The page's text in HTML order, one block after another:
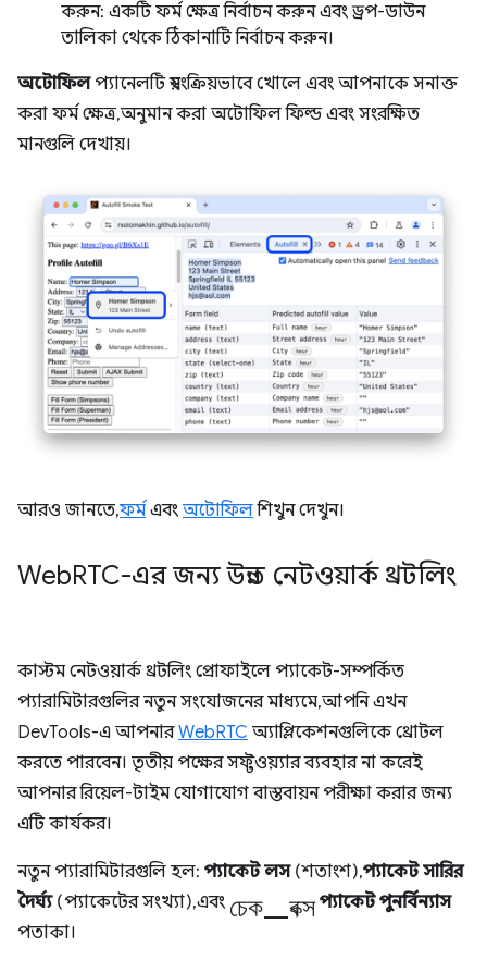
করুন: একটি ফর্ম ক্ষেত্র নির্বাচন করুন এবং ড্রপ-ডাউন
তালিকা থেকে ঠিকানাটি নির্বাচন করুন।
অটোফিলপ্যানেলটি স্বয়ংক্রিয়ভাবে খোলে এবং আপনাকে সনাক্ত
করা ফর্ম ক্ষেত্র, অনুমান করা অটোফিল ফিল্ড এবং সংরক্ষিত
মানগুলি দেখায়।
আরও জানতে,ফর্ম এবং অটোফিলশিখুন দেখুন।
WebRTC-এর জন্য উন্নত নেটওয়ার্ক থ্রটলিং
কাস্টম নেটওয়ার্ক থ্রটলিং প্রোফাইলে প্যাকেট-সম্পর্কিত
প্যারামিটারগুলির নতুন সংযোজনের মাধ্যমে, আপনি এখন
DevTools-এ আপনারWebRTC অ্যাপ্লিকেশনগুলিকে থ্রোটল
করতে পারবেন। তৃতীয় পক্ষের সফ্টওয়্যার ব্যবহার না করেই
আপনার রিয়েল-টাইম যোগাযোগ বাস্তবায়ন পরীক্ষা করার জন্য
এটি কার্যকর।
নতুন প্যারামিটারগুলি হল: প্যাকেট লস(শতাংশ),প্যাকেট সারির
দৈর্ঘ্য(প্যাকেটের সংখ্যা), এবং চেক_বক্স প্যাকেট পুনর্বিন্যাস
পতাকা।